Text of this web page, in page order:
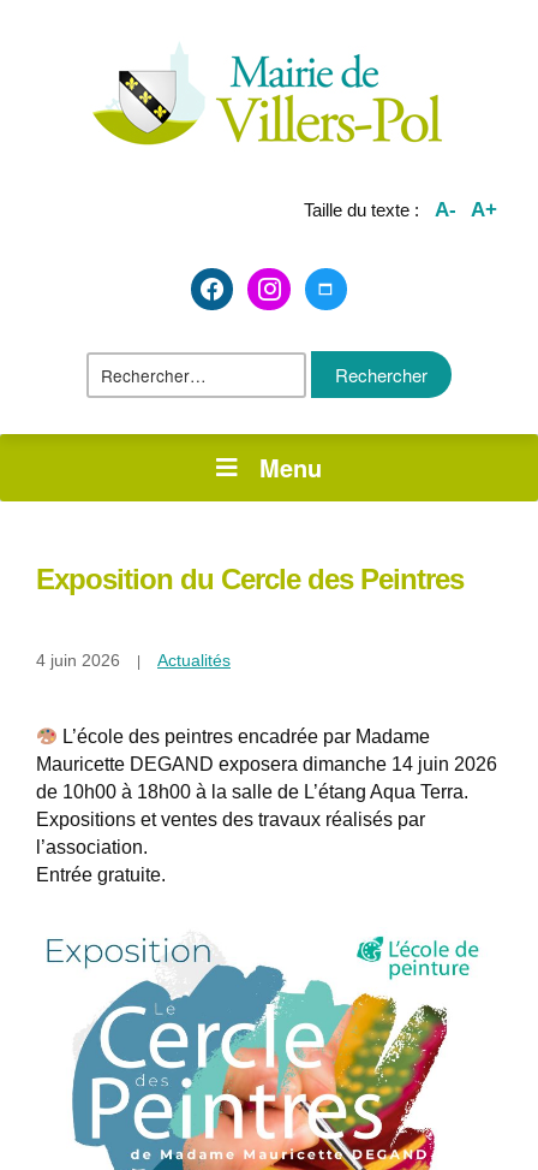
Taille du texte : A- A+
facebook2instagrammaximize
Rechercher :
Menu
Exposition du Cercle des Peintres
4 juin 2026 Actualités
L’école des peintres encadrée par Madame
Mauricette DEGAND exposera dimanche 14 juin 2026
de 10h00 à 18h00 à la salle de L’étang Aqua Terra.
Expositions et ventes des travaux réalisés par
l’association.
Entrée gratuite.